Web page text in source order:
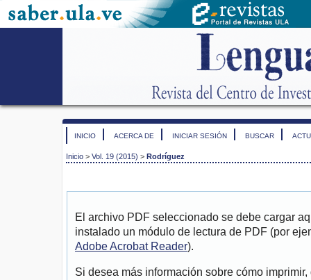
INICIO ACERCA DE INICIAR SESIÓN BUSCAR
Inicio > Vol. 19 (2015) > Rodríguez
El archivo PDF seleccionado se debe cargar
instalado un módulo de lectura de PDF (por
Adobe Acrobat Reader).
Si desea más información sobre cómo